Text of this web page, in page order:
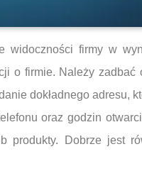
firmy w
o firmie. Należy
dokładnego adresu,
oraz godzin
produkty. Dobrze jest